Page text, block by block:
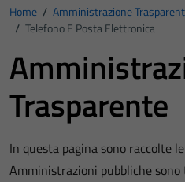
Home / Amministrazione
/ Telefono E Posta Elettronica
Trasparente
In questa pagina sono raccolte
Amministrazioni pubbliche